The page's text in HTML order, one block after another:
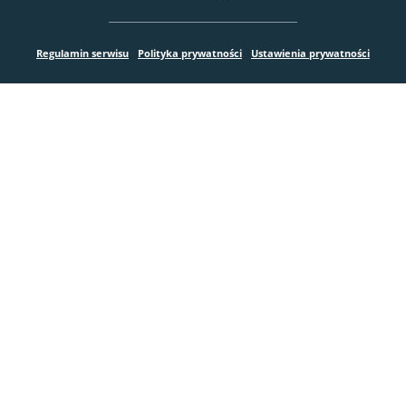
Regulamin serwisu Polityka prywatności Ustawienia prywatności